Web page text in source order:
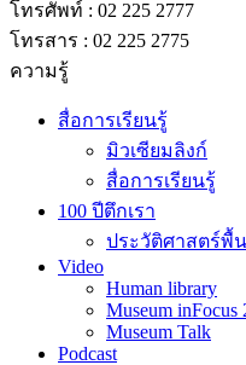
โทรศัพท์ : 02 225 2777
โทรสาร : 02 225 2775
ความรู้
สื่อการเรียนรู้
มิวเซียมลิงก์
สื่อการเรียนรู้
100 ปีตึกเรา
ประวัติศาสตร์พื้
Video
Human library
Museum inFocus
Museum Talk
Podcast